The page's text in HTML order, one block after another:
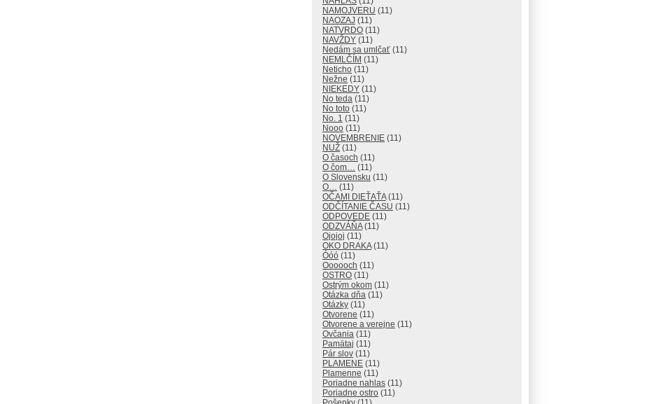
NAMOJVERU (11)
NAOZAJ (11)
NATVRDO (11)
NAVŽDY (11)
Nedám sa umlčať (11)
NEMLČÍM (11)
Neticho (11)
Nežne (11)
NIEKEDY (11)
No teda (11)
No toto (11)
No. 1 (11)
Nooo (11)
NOVEMBRENIE (11)
NUŽ (11)
O časoch (11)
O čom… (11)
O Slovensku (11)
O… (11)
OČAMI DIEŤAŤA(11)
ODČÍTANIE ČASU (11)
ODPOVEDE (11)
ODZVÁŇA(11)
Ojojoj (11)
OKO DRAKA(11)
Óóó (11)
Oooooch (11)
OSTRO (11)
Ostrým okom (11)
Otázka dňa (11)
Otázky (11)
Otvorene (11)
Otvorene a verejne (11)
Ovčania (11)
Pamätaj (11)
Pár slov (11)
PLAMENE (11)
Plamenne (11)
Poriadne nahlas (11)
Poriadne ostro (11)